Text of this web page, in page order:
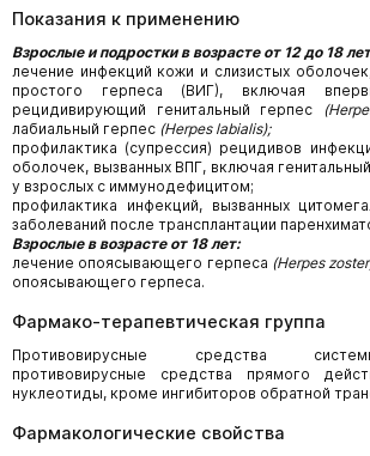
Показания к применению
Взрослые и подростки в возрасте от 12 до 18
лечение инфекций кожи и слизистых
простого герпеса (ВИГ), включая
рецидивирующий генитальный герпес
(
лабиальный герпес (Herpes labialis);
профилактика (супрессия) рецидивов
оболочек, вызванных ВПГ, включая
у взрослых с иммунодефицитом;
профилактика инфекций, вызванных
заболеваний после трансплантации
Взрослые в возрасте от 18 лет:
лечение опоясывающего герпеса (Herpes zoster
опоясывающего герпеса.
Фармако-терапевтическая группа
Противовирусные средства
противовирусные средства прямого
нуклеотиды, кроме ингибиторов обратной
Фармакологические свойства